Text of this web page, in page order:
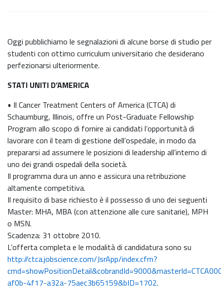
Oggi pubblichiamo le segnalazioni di alcune borse di studio per
studenti con ottimo curriculum universitario che desiderano
perfezionarsi ulteriormente.
STATI UNITI D’AMERICA
• Il Cancer Treatment Centers of America (CTCA) di
Schaumburg, Illinois, offre un Post-Graduate Fellowship
Program allo scopo di fornire ai candidati l’opportunità di
lavorare con il team di gestione dell’ospedale, in modo da
prepararsi ad assumere le posizioni di leadership all’interno di
uno dei grandi ospedali della società.
Il programma dura un anno e assicura una retribuzione
altamente competitiva.
Il requisito di base richiesto è il possesso di uno dei seguenti
Master: MHA, MBA (con attenzione alle cure sanitarie), MPH
o MSN.
Scadenza: 31 ottobre 2010.
L’offerta completa e le modalità di candidatura sono su
http://ctca.jobscience.com/JsrApp/index.cfm?
af0b-4f17-a32a-75aec3b65159&bID=1702.